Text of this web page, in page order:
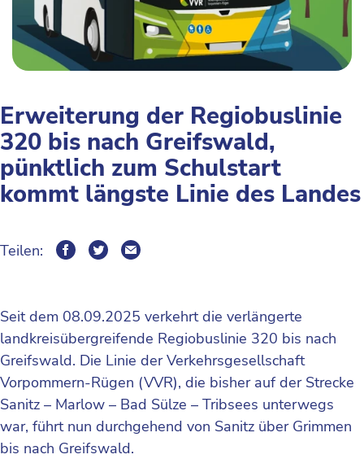
Erweiterung der Regiobuslinie
320 bis nach Greifswald,
pünktlich zum Schulstart
kommt längste Linie des Landes
Teilen:
Seit dem 08.09.2025 verkehrt die verlängerte
landkreisübergreifende Regiobuslinie 320 bis nach
Greifswald. Die Linie der Verkehrsgesellschaft
Vorpommern-Rügen (VVR), die bisher auf der Strecke
Sanitz – Marlow – Bad Sülze – Tribsees unterwegs
war, führt nun durchgehend von Sanitz über Grimmen
bis nach Greifswald.